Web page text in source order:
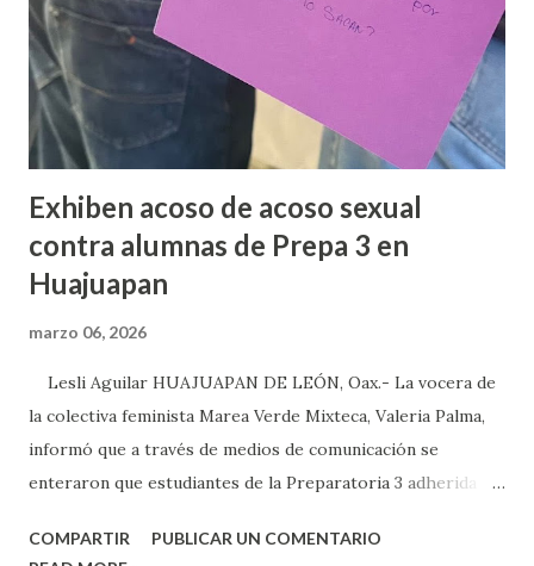
Exhiben acoso de acoso sexual
contra alumnas de Prepa 3 en
Huajuapan
marzo 06, 2026
Lesli Aguilar HUAJUAPAN DE LEÓN, Oax.- La vocera de
la colectiva feminista Marea Verde Mixteca, Valeria Palma,
informó que a través de medios de comunicación se
enteraron que estudiantes de la Preparatoria 3 adherida a
colocado un tendedero de denuncias por el tema de acoso
COMPARTIR
PUBLICAR UN COMENTARIO